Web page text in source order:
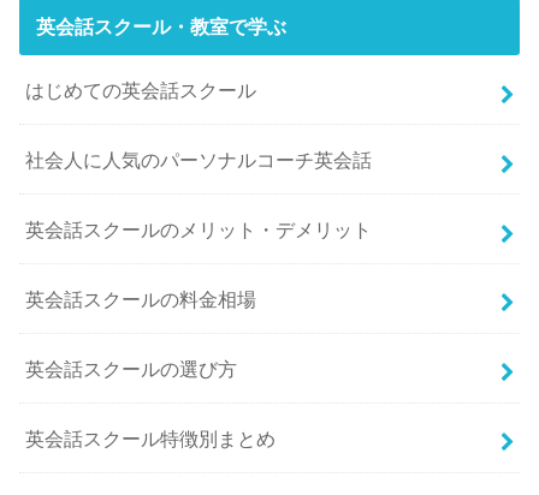
英会話スクール・教室で学ぶ
はじめての英会話スクール
社会人に人気のパーソナルコーチ英会話
英会話スクールのメリット・デメリット
英会話スクールの料金相場
英会話スクールの選び方
英会話スクール特徴別まとめ